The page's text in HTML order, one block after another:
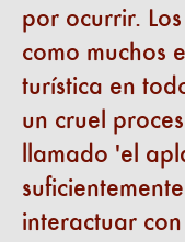
por ocurrir.
como muchos
turística en
un cruel
llamado 'el
interactuar